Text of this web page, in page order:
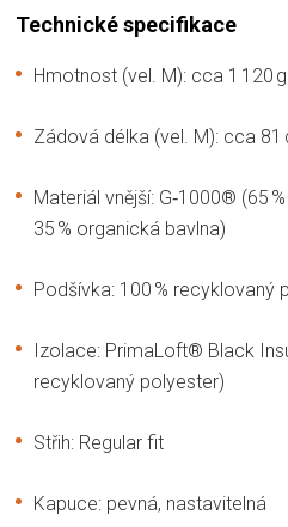
Technické specifikace
Hmotnost (vel. M): cca 1 120 g
Zádová délka (vel. M): cca 81
Materiál vnější: G‑1000® (65
35 % organická bavlna)
Podšívka: 100 % recyklovaný
Izolace: PrimaLoft® Black
recyklovaný polyester)
Střih: Regular fit
Kapuce: pevná, nastavitelná